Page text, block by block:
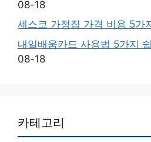
08-18
세스코 가정집 가격 비용 5가
내일배움카드 사용법 5가지
08-18
카테고리